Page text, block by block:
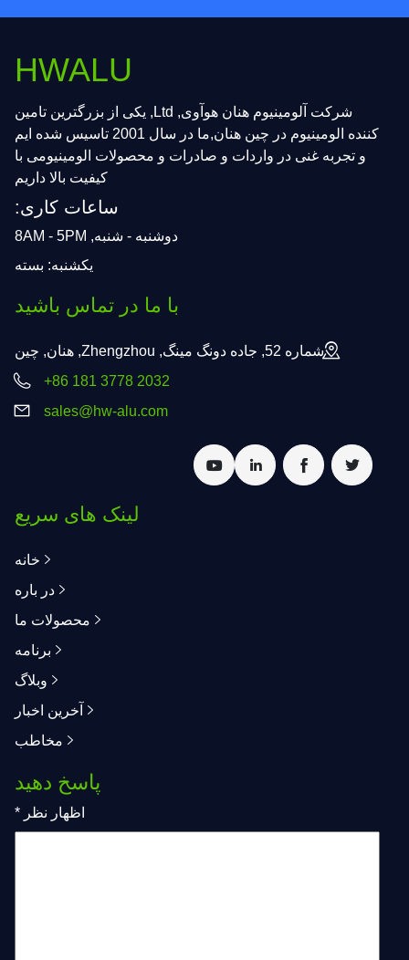
HWALU
شرکت آلومینیوم هنان هوآوی, Ltd, یکی از بزرگترین تامین
کننده الومینیوم در چین هنان,ما در سال 2001 تاسیس شده ایم
و تجربه غنی در واردات و صادرات و محصولات الومینیومی با
کیفیت بالا داریم
ساعات کاری:
دوشنبه - شنبه, 8AM - 5PM
یکشنبه: بسته
با ما در تماس باشید
شماره 52, جاده دونگ مینگ, Zhengzhou, هنان, چین
+86 181 3778 2032
sales@hw-alu.com
لینک های سریع
خانه
در باره
محصولات ما
برنامه
وبلاگ
آخرین اخبار
مخاطب
پاسخ دهید
اظهار نظر *